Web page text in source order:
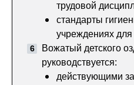
трудовой
стандарты
учреждениях
Вожатый детского
руководствуется:
действующими